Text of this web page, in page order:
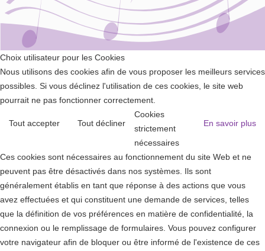
Choix utilisateur pour les Cookies
Nous utilisons des cookies afin de vous proposer les meilleurs services
possibles. Si vous déclinez l'utilisation de ces cookies, le site web
pourrait ne pas fonctionner correctement.
Tout accepter Tout décliner En savoir plus
Cookies
strictement
nécessaires
Ces cookies sont nécessaires au fonctionnement du site Web et ne
peuvent pas être désactivés dans nos systèmes. Ils sont
généralement établis en tant que réponse à des actions que vous
avez effectuées et qui constituent une demande de services, telles
que la définition de vos préférences en matière de confidentialité, la
connexion ou le remplissage de formulaires. Vous pouvez configurer
votre navigateur afin de bloquer ou être informé de l'existence de ces